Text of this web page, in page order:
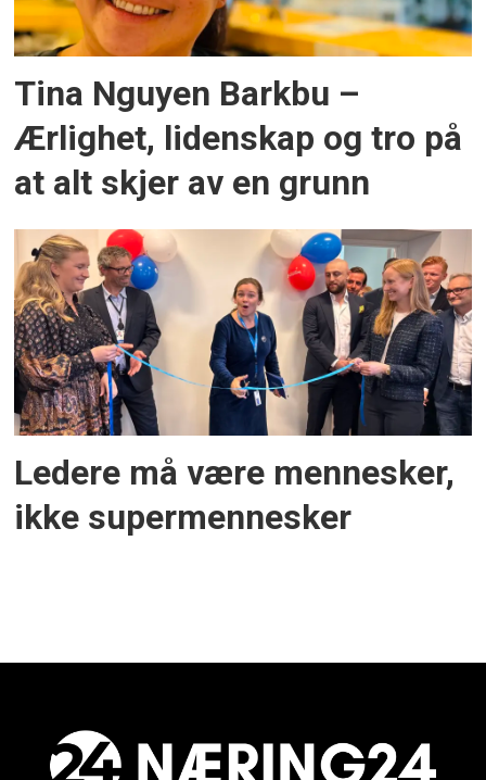
Tina Nguyen Barkbu –
Ærlighet, lidenskap og tro på
at alt skjer av en grunn
Ledere må være mennesker,
ikke supermennesker